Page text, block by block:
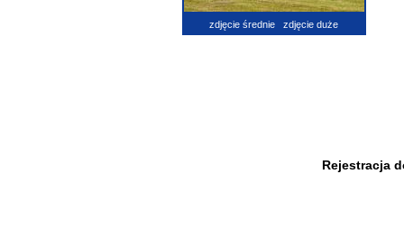
zdjęcie średnie zdjęcie duże
Rejestracja